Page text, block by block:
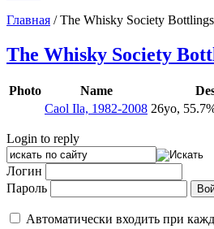
Главная / The Whisky Society Bottlings
The Whisky Society
Photo Name
Caol Ila, 1982-2008 26yo,
Login to reply
Логин
Пароль
Автоматически входить при